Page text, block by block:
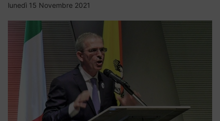
lunedì 15 Novembre 2021